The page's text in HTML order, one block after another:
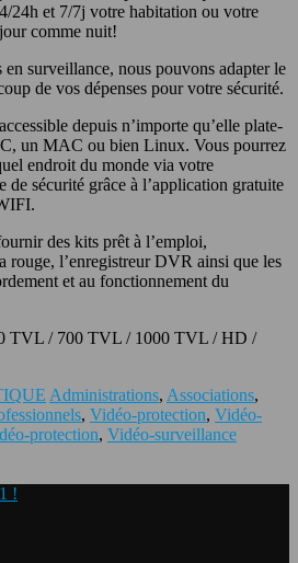
24h et 7/7j votre habitation ou votre
comme nuit!
surveillance, nous pouvons adapter le
de vos dépenses pour votre sécurité.
depuis n’importe qu’elle plate-
un MAC ou bien Linux. Vous pourrez
endroit du monde via votre
de sécurité grâce à l’application gratuite
des kits prêt à l’emploi,
rouge, l’enregistreur DVR ainsi que les
et au fonctionnement du
TVL / 700 TVL / 1000 TVL / HD /
Administrations, Associations,
, Vidéo-protection, Vidéo-
protection, Vidéo-surveillance
!